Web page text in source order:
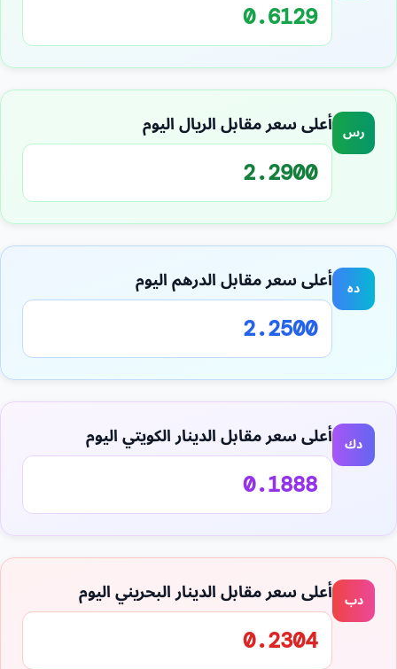
0.6129
رس أعلى سعر مقابل الريال اليوم
2.2900
ده أعلى سعر مقابل الدرهم اليوم
2.2500
دك أعلى سعر مقابل الدينار الكويتي اليوم
0.1888
دب أعلى سعر مقابل الدينار البحريني اليوم
0.2304